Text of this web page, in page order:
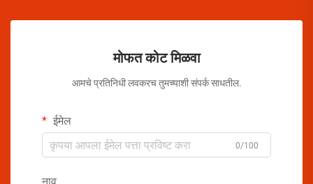
मोफत कोट मिळवा
आमचे प्रतिनिधी लवकरच तुमच्याशी संपर्क साधतील.
ईमेल
0/100